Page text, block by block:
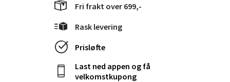
Fri frakt over 699,-
Rask levering
Prisløfte
Last ned appen og få
velkomstkupong
Stavanger og Sandnes - Kilden
Senter
Åpent i dag 10-20